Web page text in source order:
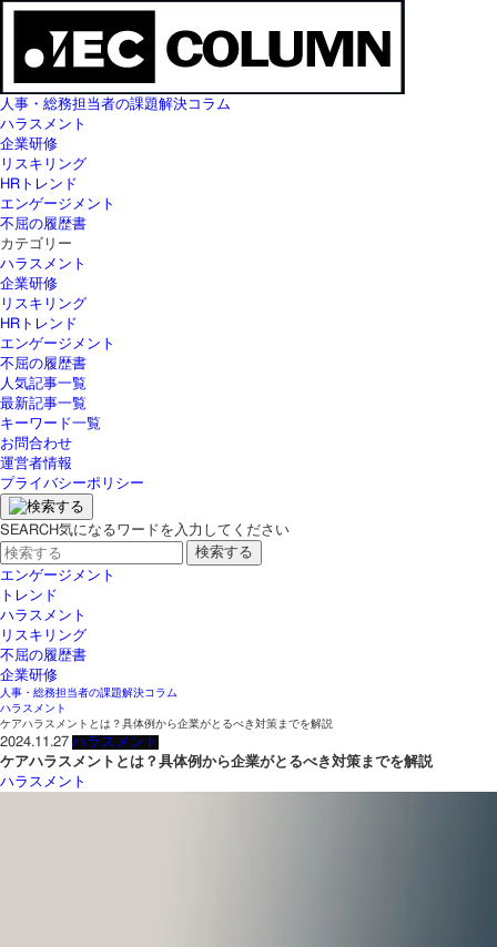
人事・総務担当者の課題解決コラム
ハラスメント
企業研修
リスキリング
HRトレンド
エンゲージメント
不屈の履歴書
カテゴリー
ハラスメント
企業研修
リスキリング
HRトレンド
エンゲージメント
不屈の履歴書
人気記事一覧
最新記事一覧
キーワード一覧
お問合わせ
運営者情報
プライバシーポリシー
SEARCH気になるワードを入力してください
エンゲージメント
トレンド
ハラスメント
リスキリング
不屈の履歴書
企業研修
人事・総務担当者の課題解決コラム
ハラスメント
ケアハラスメントとは？具体例から企業がとるべき対策までを解説
2024.11.27 ハラスメント
ケアハラスメントとは？具体例から企業がとるべき対策までを解説
ハラスメント